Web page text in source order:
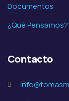
Documentos
¿Qué Pensamos?
Contacto